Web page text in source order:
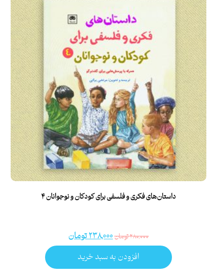
داستان‌های فکری و فلسفی برای کودکان و نوجوانان ۴
۲۸۰,۰۰۰تومان۲۳۸,۰۰۰تومان
افزودن به سبد خرید